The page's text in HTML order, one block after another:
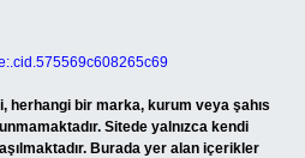
herhangi bir marka, kurum veya şahıs
Sitede yalnızca kendi
Burada yer alan içerikler